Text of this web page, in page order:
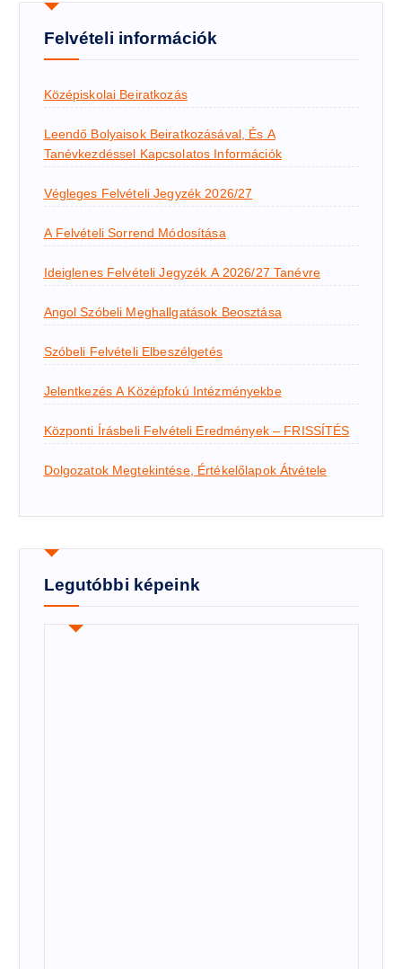
Felvételi információk
Középiskolai Beiratkozás
Leendő Bolyaisok Beiratkozásával, És A
Tanévkezdéssel Kapcsolatos Információk
Végleges Felvételi Jegyzék 2026/27
A Felvételi Sorrend Módosítása
Ideiglenes Felvételi Jegyzék A 2026/27 Tanévre
Angol Szóbeli Meghallgatások Beosztása
Szóbeli Felvételi Elbeszélgetés
Jelentkezés A Középfokú Intézményekbe
Központi Írásbeli Felvételi Eredmények – FRISSÍTÉS
Dolgozatok Megtekintése, Értékelőlapok Átvétele
Legutóbbi képeink